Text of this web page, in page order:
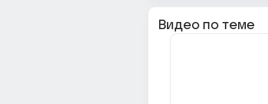
Видео по теме